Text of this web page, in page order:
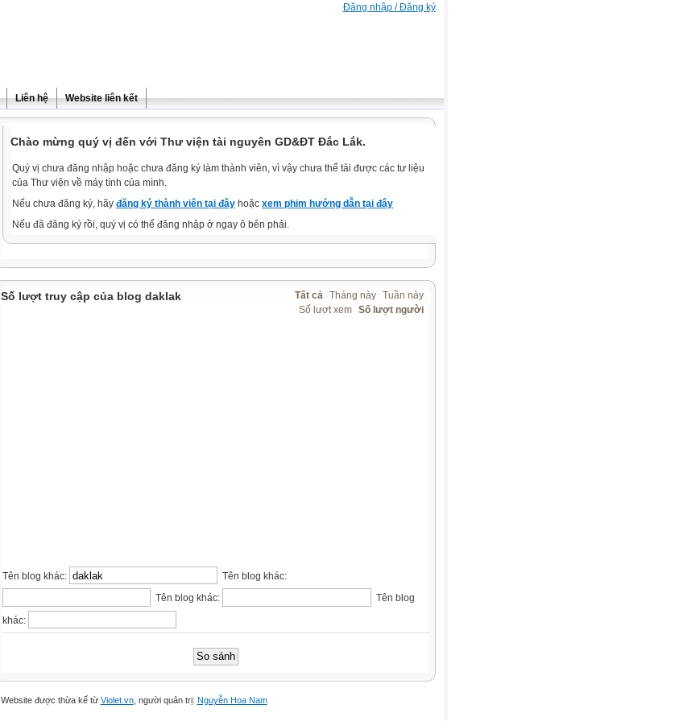
Đăng nhập / Đăng ký
Liên hệ Website liên kết
Chào mừng quý vị đến với Thư viện tài nguyên GD&ĐT Đắc Lắk.
Quý vị chưa đăng nhập hoặc chưa đăng ký làm thành viên, vì vậy chưa thể tải được các tư liệu
của Thư viện về máy tính của mình.
Nếu chưa đăng ký, hãy đăng ký thành viên tại đây hoặc xem phim hướng dẫn tại đây
Nếu đã đăng ký rồi, quý vị có thể đăng nhập ở ngay ô bên phải.
Tất cả Tháng này Tuần này
Số lượt xem Số lượt người
Số lượt truy cập của blog daklak
Tên blog khác:
Tên blog khác:
Tên blog khác:
Tên blog
khác:
Website được thừa kế từ Violet.vn, người quản trị: Nguyễn Hoa Nam